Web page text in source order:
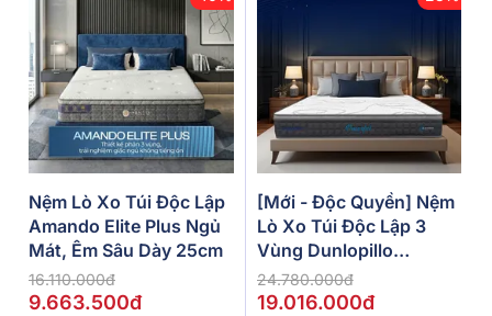
Nệm Lò Xo Túi Độc Lập
Amando Elite Plus Ngủ
Mát, Êm Sâu Dày 25cm
16.110.000đ
9.663.500đ
[Mới - Độc Quyền] Nệm
Lò Xo Túi Độc Lập 3
Vùng Dunlopillo
De.Stress Powerful
24.780.000đ
19.016.000đ